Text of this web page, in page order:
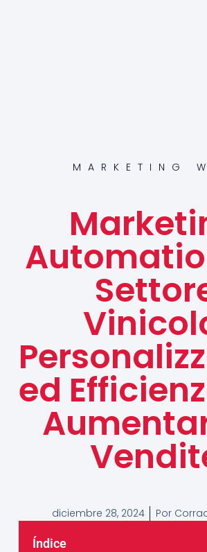
MARKETING
ed
diciembre 28, 2024 Por
Índice